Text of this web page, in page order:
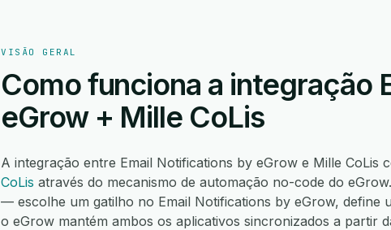
VISÃO GERAL
Como funciona a integração
eGrow + Mille CoLis
A integração entre Email Notifications by eGrow e Mille CoLis
CoLis através do mecanismo de automação no-code do
— escolhe um gatilho no Email Notifications by eGrow, define
o eGrow mantém ambos os aplicativos sincronizados a partir